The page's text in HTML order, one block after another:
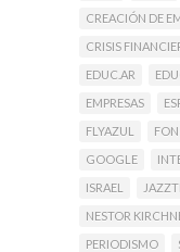
CREACIÓN DE
CRISIS
EDUC.AR
EMPRESAS
FLYAZUL
FON
GOOGLE
ISRAEL
NESTOR
PERIODISMO